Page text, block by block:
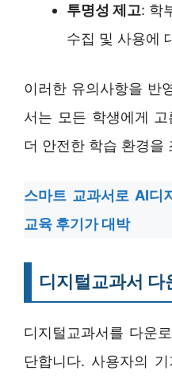
투명성 제고: 학
수집 및 사용에
이러한 유의사항을 반
서는 모든 학생에게
더 안전한 학습 환경을
스마트 교과서로 AI디
교육 후기가 대박
디지털교과서 다
디지털교과서를 다운
단합니다. 사용자의